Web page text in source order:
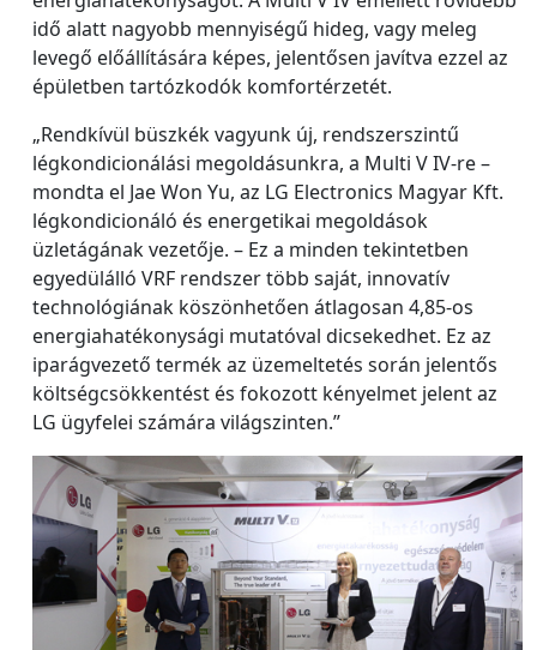
idő alatt nagyobb mennyiségű hideg, vagy meleg
levegő előállítására képes, jelentősen javítva ezzel az
épületben tartózkodók komfortérzetét.
„Rendkívül büszkék vagyunk új, rendszerszintű
légkondicionálási megoldásunkra, a Multi V IV-re –
mondta el Jae Won Yu, az LG Electronics Magyar Kft.
légkondicionáló és energetikai megoldások
üzletágának vezetője. – Ez a minden tekintetben
egyedülálló VRF rendszer több saját, innovatív
technológiának köszönhetően átlagosan 4,85-os
energiahatékonysági mutatóval dicsekedhet. Ez az
iparágvezető termék az üzemeltetés során jelentős
költségcsökkentést és fokozott kényelmet jelent az
LG ügyfelei számára világszinten.”